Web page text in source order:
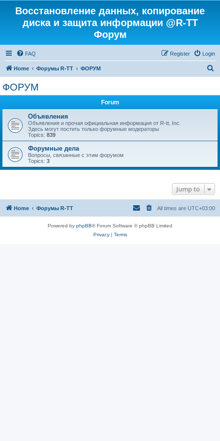
Восстановление данных, копирование
диска и защита информации @R-TT
Форум
FAQ Login
Register
Home Форумы R-TT ФОРУМ
ФОРУМ
Forum
Объявления
Объявления и прочая официальная информация от R-tt, Inc.
Здесь могут постить только форумные модераторы
Topics: 839
Форумные дела
Вопросы, связанные с этим форумом
Topics: 3
Jump to
Home Форумы R-TT All times are UTC+03:00
Powered by phpBB® Forum Software © phpBB Limited
Privacy| Terms